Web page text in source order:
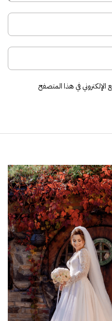
الإلكتروني في هذا المتصفح